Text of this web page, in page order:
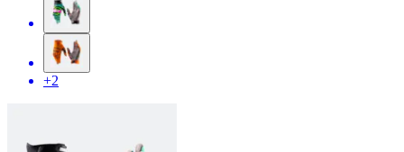
+2